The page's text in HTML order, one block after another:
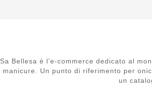
Sa Bellesa è l’e-commerce dedicato al
manicure. Un punto di riferimento per
un